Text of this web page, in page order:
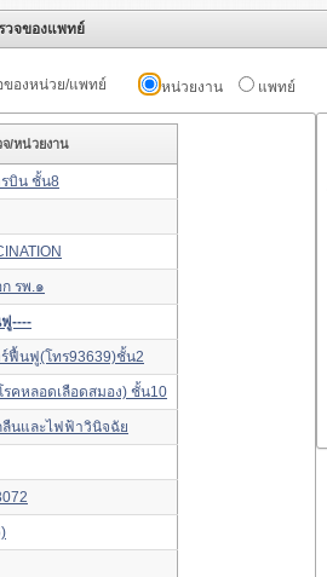
วจของแพทย์
ของหน่วย/แพทย์ หน่วยงาน แพทย์
จ/หน่วยงาน
บิน ชั้น8
รพ.๑
----
ฟื้นฟู(โทร93639)ชั้น2
คหลอดเลือดสมอง) ชั้น10
ลืนและไฟฟ้าวินิจฉัย